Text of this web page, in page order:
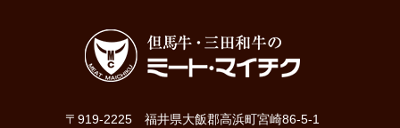
〒919-2225 福井県大飯郡高浜町宮崎86-5-1